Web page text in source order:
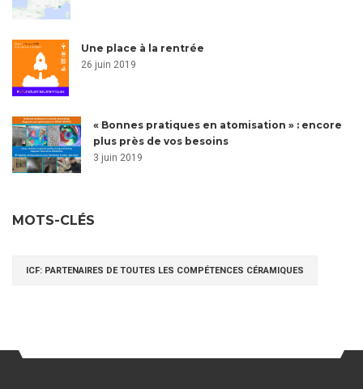
Une place à la rentrée
26 juin 2019
« Bonnes pratiques en atomisation » : encore
plus près de vos besoins
3 juin 2019
MOTS-CLÉS
ICF: PARTENAIRES DE TOUTES LES COMPÉTENCES CÉRAMIQUES